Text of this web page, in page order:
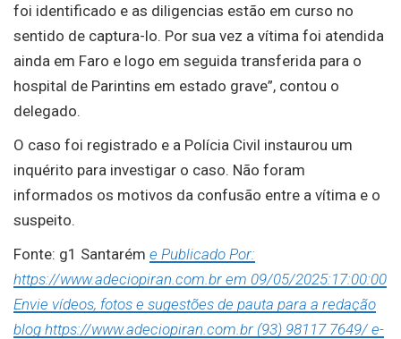
foi identificado e as diligencias estão em curso no
sentido de captura-lo. Por sua vez a vítima foi atendida
ainda em Faro e logo em seguida transferida para o
hospital de Parintins em estado grave”, contou o
delegado.
O caso foi registrado e a Polícia Civil instaurou um
inquérito para investigar o caso. Não foram
informados os motivos da confusão entre a vítima e o
suspeito.
Fonte: g1 Santarém e Publicado Por:
https://www.adeciopiran.com.br em 09/05/2025:17:00:00
Envie vídeos, fotos e sugestões de pauta para a redação
blog https://www.adeciopiran.com.br (93) 98117 7649/ e-